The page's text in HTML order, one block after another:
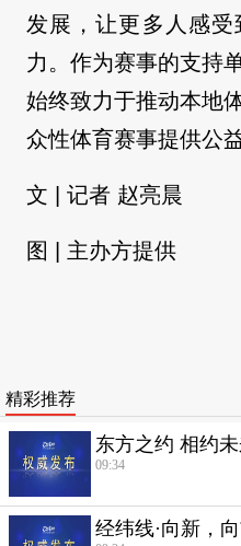
发展，让更多人感
力。作为赛事的支持
始终致力于推动本地
众性体育赛事提供公
文 | 记者 赵亮晨
图 | 主办方提供
精彩推荐